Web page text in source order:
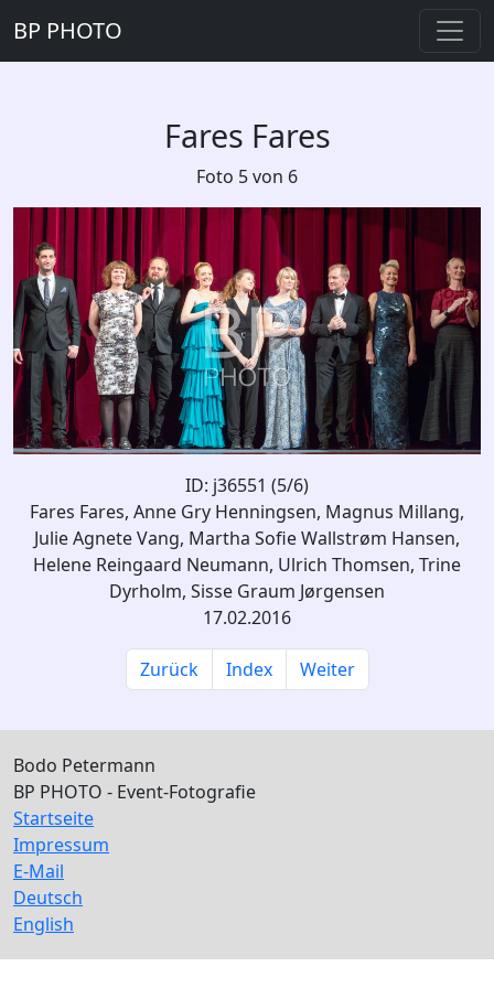
BP PHOTO
Fares Fares
Foto 5 von 6
ID: j36551 (5/6)
Fares Fares, Anne Gry Henningsen, Magnus Millang,
Julie Agnete Vang, Martha Sofie Wallstrøm Hansen,
Helene Reingaard Neumann, Ulrich Thomsen, Trine
Dyrholm, Sisse Graum Jørgensen
17.02.2016
Zurück Index Weiter
Bodo Petermann
BP PHOTO - Event-Fotografie
Startseite
Impressum
E-Mail
Deutsch
English